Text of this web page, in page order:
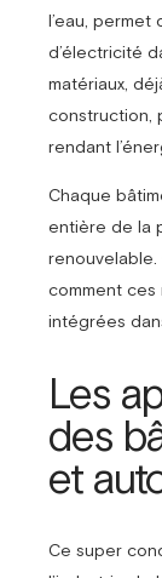
l’eau, permet
d’électricité
matériaux,
construction,
rendant
Chaque
entière de la
renouvelable.
comment
intégrées
Les
des
et
Ce super